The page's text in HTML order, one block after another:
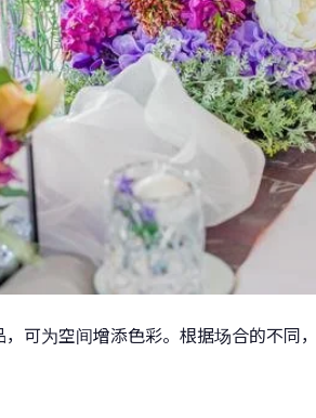
可为空间增添色彩。根据场合的不同